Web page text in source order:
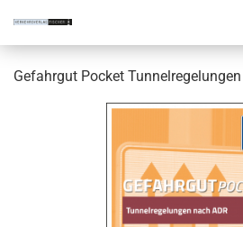
Gefahrgut Pocket